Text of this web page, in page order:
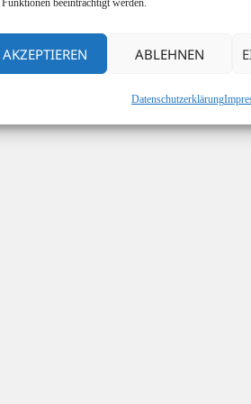
beeinträchtigt werden.
AKZEPTIEREN ABLEHNEN
Datenschutzerklärung